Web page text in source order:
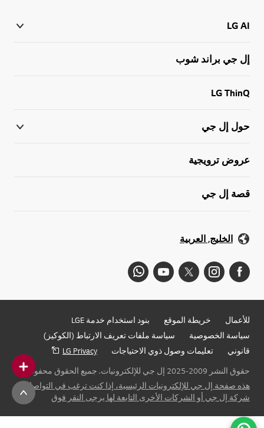
LG AI
إل جي براند شوب
LG ThinQ
حول إل جي
عروض ترويجية
قصة إل جي
الخليج, العربية
للأعمال خريطة الموقع
بنود استخدام خدمة LGE
سياسة الخصوصية
سياسة ملفات تعريف الارتباط (الكوكيز)
قانوني
تعليمات وصول ذوي الاحتياجات
LG Privacy
حقوق النشر 2009-2025 إل جي للإلكترونيات. جميع الحقوق محفوظة
هذه صفحة إل جي للإلكترونيات الرئيسية، إذا كنت ترغب في التواصل مع
شركة إل جي أو الشركات الأخرى التابعة لها يرجى النقر فوق